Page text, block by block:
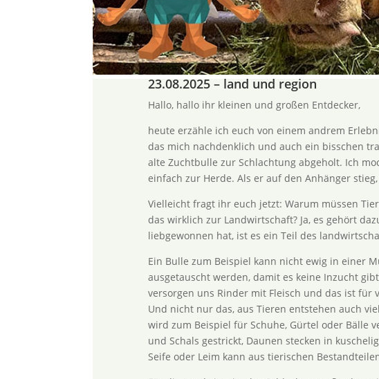
23.08.2025 – land und region
Hallo, hallo ihr kleinen und großen Entdecker,
heute erzähle ich euch von einem andrem
das mich nachdenklich und auch ein bisschen
alte Zuchtbulle zur Schlachtung abgeholt. Ich
einfach zur Herde. Als er auf den Anhänger
Vielleicht fragt ihr euch jetzt: Warum müssen
das wirklich zur Landwirtschaft? Ja, es gehört
liebgewonnen hat, ist es ein Teil des
Ein Bulle zum Beispiel kann nicht ewig in einer
ausgetauscht werden, damit es keine Inzucht
versorgen uns Rinder mit Fleisch und das ist für
Und nicht nur das, aus Tieren entstehen auch
wird zum Beispiel für Schuhe, Gürtel oder Bälle
und Schals gestrickt, Daunen stecken in
Seife oder Leim kann aus tierischen